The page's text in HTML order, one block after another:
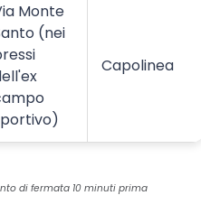
Monte
(nei
Capolinea
di fermata 10 minuti prima